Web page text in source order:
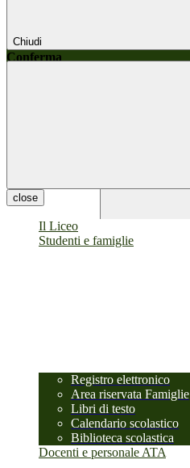
Chiudi
Conferma
close
Il Liceo
Studenti e famiglie
Registro elettronico
Area riservata Famiglie
Libri di testo
Calendario scolastico
Biblioteca scolastica
Docenti e personale ATA